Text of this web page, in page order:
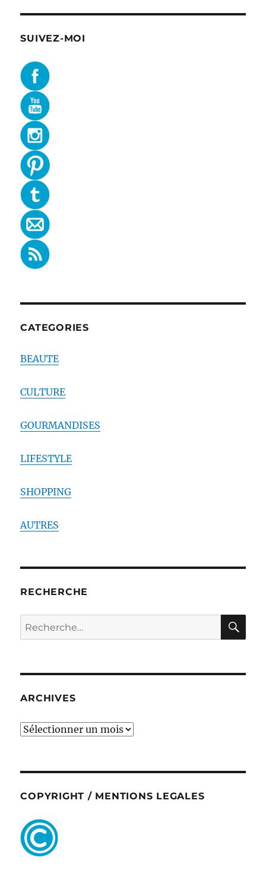
SUIVEZ-MOI
CATEGORIES
BEAUTE
CULTURE
GOURMANDISES
LIFESTYLE
SHOPPING
AUTRES
RECHERCHE
Recherche
pour :
ARCHIVES
ARCHIVES
COPYRIGHT / MENTIONS LEGALES